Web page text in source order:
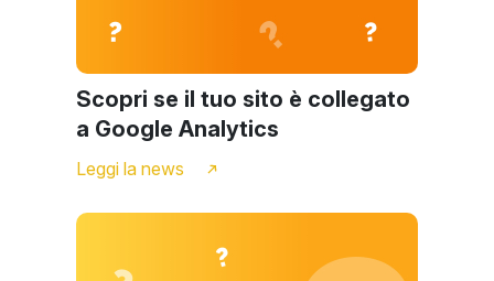
Scopri se il tuo sito è collegato
a Google Analytics
Leggi la news